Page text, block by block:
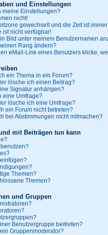
und Einstellungen
meine Einstellungen?
nicht!
gewechselt und die Zeit ist
ist nicht verfügbar!
Bild unter meinem Benutzernamen
Rang ändern?
eMail-Link eines Benutzers klicke,
ein Thema in ein Forum?
lösche ich einen Beitrag?
Signatur anhängen?
eine Umfrage?
lösche ich eine Umfrage?
ein Forum nicht betreten?
bei Abstimmungen nicht mitmachen?
mit Beiträgen tun kann
Themen?
Themen?
und Gruppen
Benutzergruppe beitreten?
Gruppenmoderator?